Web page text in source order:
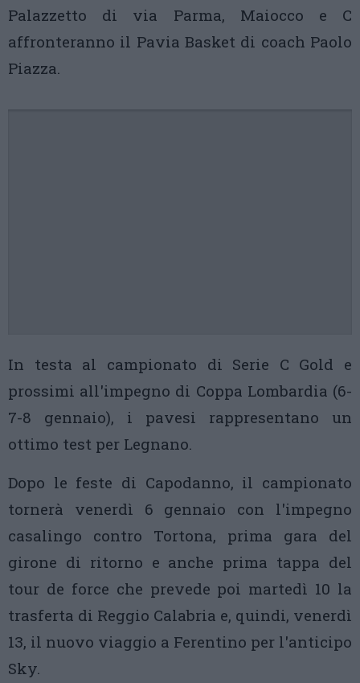
Palazzetto di via Parma, Maiocco e C
affronteranno il Pavia Basket di coach Paolo
Piazza.
In testa al campionato di Serie C Gold e
prossimi all'impegno di Coppa Lombardia (6-
7-8 gennaio), i pavesi rappresentano un
ottimo test per Legnano.
Dopo le feste di Capodanno, il campionato
tornerà venerdì 6 gennaio con l'impegno
casalingo contro Tortona, prima gara del
girone di ritorno e anche prima tappa del
tour de force che prevede poi martedì 10 la
trasferta di Reggio Calabria e, quindi, venerdì
13, il nuovo viaggio a Ferentino per l'anticipo
Sky.